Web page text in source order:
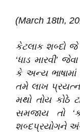
(March 18th,
કેટલાક શબ્દો
‘ધાડ મારવી’
કે અન્ય ભાષામાં
તમે લાખ
મથો તોય કોઠે
સમજાય તો
શબ્દપ્રયોગને